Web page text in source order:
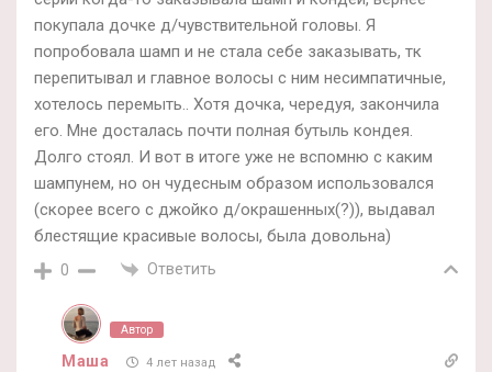
покупала дочке д/чувствительной головы. Я
попробовала шамп и не стала себе заказывать, тк
перепитывал и главное волосы с ним несимпатичные,
хотелось перемыть.. Хотя дочка, чередуя, закончила
его. Мне досталась почти полная бутыль кондея.
Долго стоял. И вот в итоге уже не вспомню с каким
шампунем, но он чудесным образом использовался
(скорее всего с джойко д/окрашенных(?)), выдавал
блестящие красивые волосы, была довольна)
0 Ответить
Автор
Маша 4 лет назад